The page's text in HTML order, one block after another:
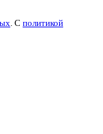
. С политикой